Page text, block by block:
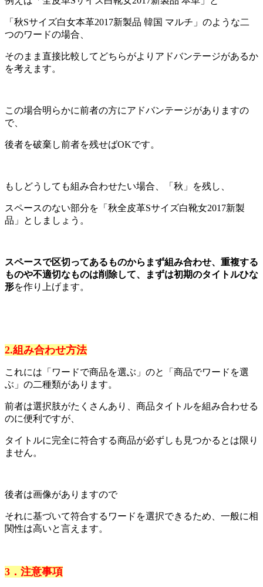
「秋Sサイズ白女本革2017新製品 韓国 マルチ」のような二
つのワードの場合、
そのまま直接比較してどちらがよりアドバンテージがあるか
を考えます。
この場合明らかに前者の方にアドバンテージがありますの
で、
後者を破棄し前者を残せばOKです。
もしどうしても組み合わせたい場合、「秋」を残し、
スペースのない部分を「秋全皮革Sサイズ白靴女2017新製
品」としましょう。
スペースで区切ってあるものからまず組み合わせ、重複する
ものや不適切なものは削除して、まずは初期のタイトルひな
形を作り上げます。
2.組み合わせ方法
これには「ワードで商品を選ぶ」のと「商品でワードを選
ぶ」の二種類があります。
前者は選択肢がたくさんあり、商品タイトルを組み合わせる
のに便利ですが、
タイトルに完全に符合する商品が必ずしも見つかるとは限り
ません。
後者は画像がありますので
それに基づいて符合するワードを選択できるため、一般に相
関性は高いと言えます。
3．注意事項